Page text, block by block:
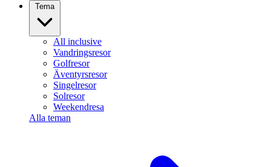
Tema
All inclusive
Vandringsresor
Golfresor
Äventyrsresor
Singelresor
Solresor
Weekendresa
Alla teman